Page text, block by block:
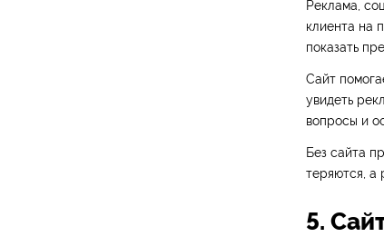
Реклама,
клиента на
показать
Сайт
увидеть
вопросы и
Без сайта
теряются, а
5.